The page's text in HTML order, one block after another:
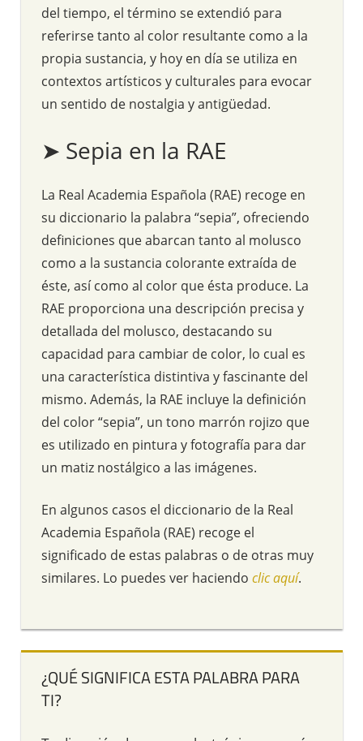
del tiempo, el término se extendió para
referirse tanto al color resultante como a la
propia sustancia, y hoy en día se utiliza en
contextos artísticos y culturales para evocar
un sentido de nostalgia y antigüedad.
➤ Sepia en la RAE
La Real Academia Española (RAE) recoge en
su diccionario la palabra “sepia”, ofreciendo
definiciones que abarcan tanto al molusco
como a la sustancia colorante extraída de
éste, así como al color que ésta produce. La
RAE proporciona una descripción precisa y
detallada del molusco, destacando su
capacidad para cambiar de color, lo cual es
una característica distintiva y fascinante del
mismo. Además, la RAE incluye la definición
del color “sepia”, un tono marrón rojizo que
es utilizado en pintura y fotografía para dar
un matiz nostálgico a las imágenes.
En algunos casos el diccionario de la Real
Academia Española (RAE) recoge el
significado de estas palabras o de otras muy
similares. Lo puedes ver haciendo clic aquí.
¿QUÉ SIGNIFICA ESTA PALABRA PARA
TI?